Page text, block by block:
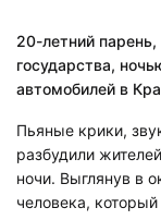
20-летний
государства,
автомобилей в
Пьяные крики,
разбудили
ночи. Выглянув в
человека,